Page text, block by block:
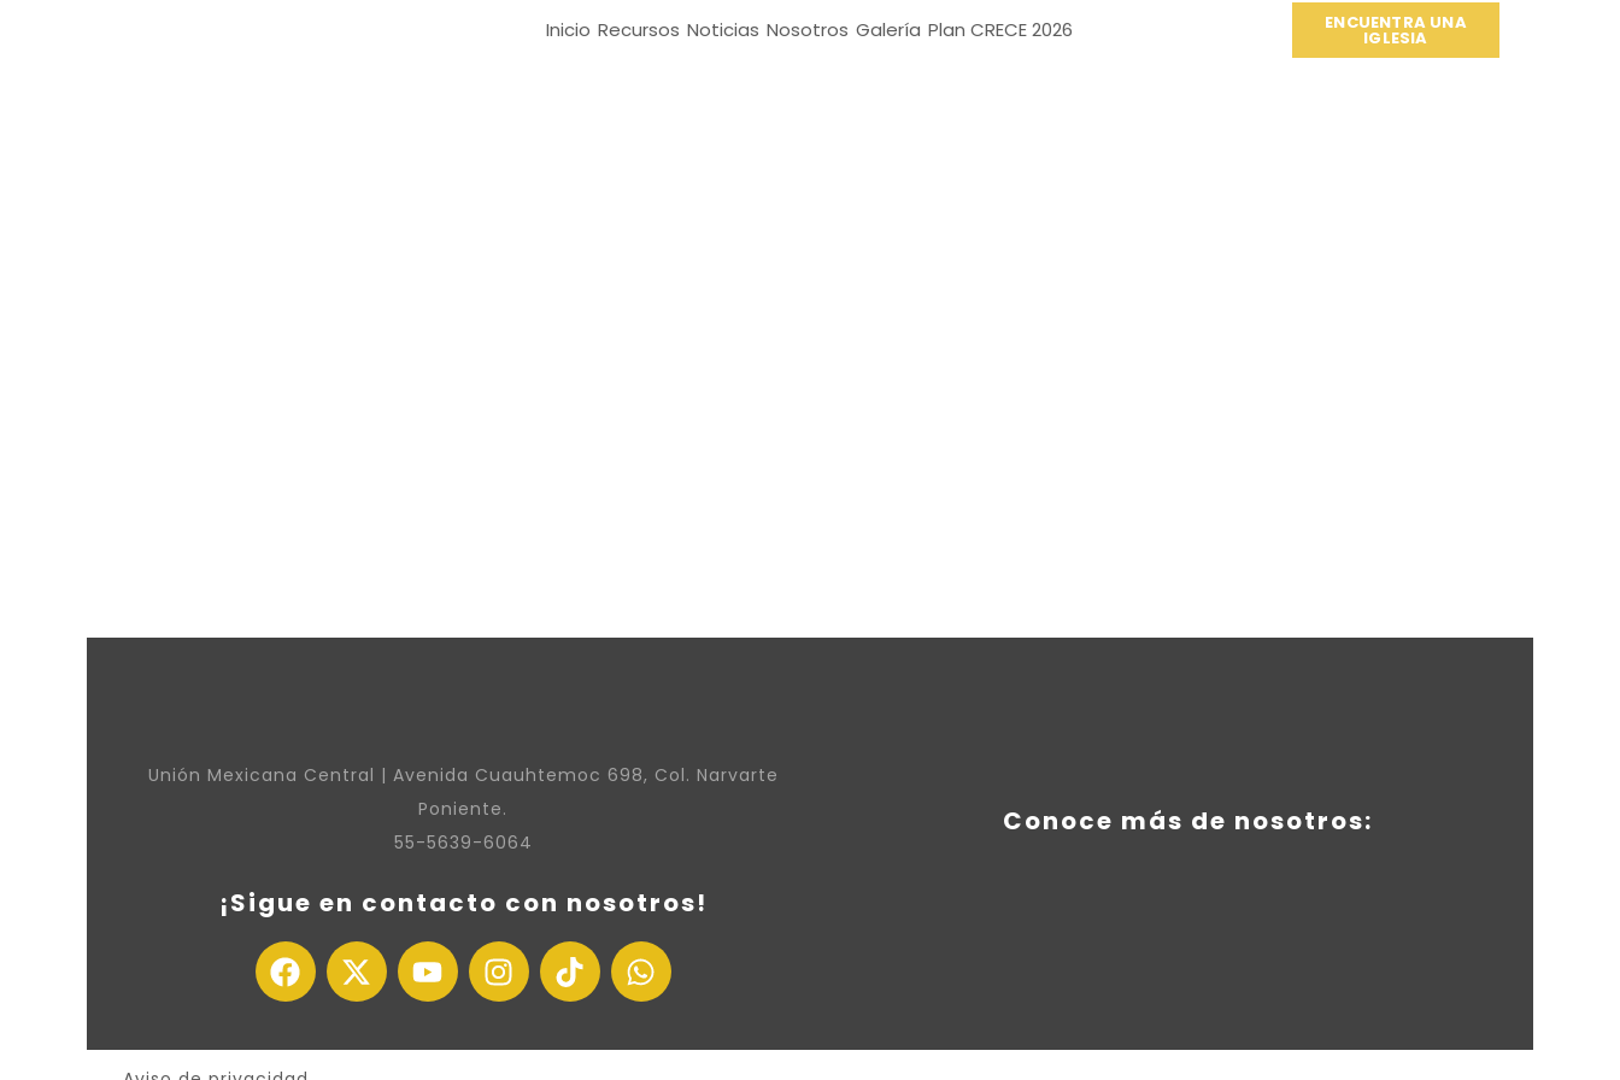
Inicio Recursos Noticias Nosotros Galería Plan CRECE 2026 ENCUENTRA UNA
IGLESIA
Unión Mexicana Central | Avenida Cuauhtemoc 698, Col. Narvarte
Poniente.
55-5639-6064
¡Sigue en contacto con nosotros!
Conoce más de nosotros: